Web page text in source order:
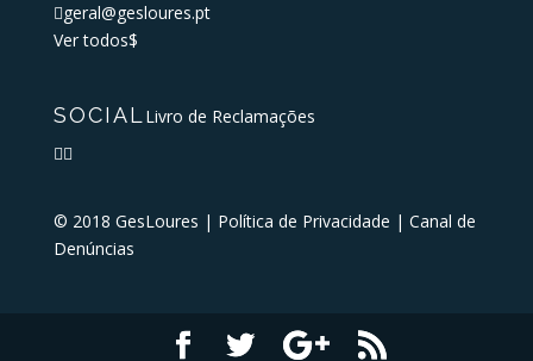
geral@gesloures.pt
Ver todos$
SOCIAL

Livro de Reclamações
© 2018 GesLoures | Política de Privacidade | Canal de
Denúncias